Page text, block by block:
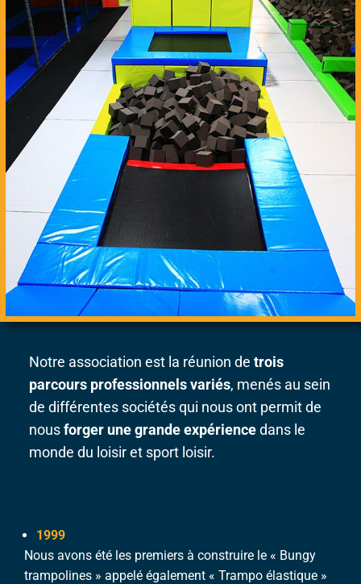
Notre association est la réunion de trois
parcours professionnels variés, menés au sein
de différentes sociétés qui nous ont permit de
nousforger une grande expériencedans le
monde du loisir et sport loisir.
1999
Nous avons été les premiers à construire le « Bungy
trampolines » appelé également « Trampo élastique »